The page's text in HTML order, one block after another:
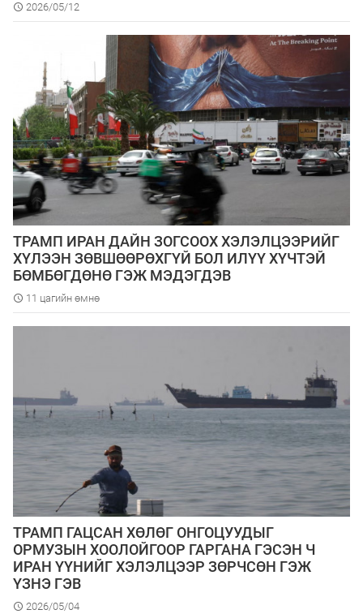
2026/05/12
ТРАМП ИРАН ДАЙН ЗОГСООХ ХЭЛЭЛЦЭЭРИЙГ
ХҮЛЭЭН ЗӨВШӨӨРӨХГҮЙ БОЛ ИЛҮҮ ХҮЧТЭЙ
БӨМБӨГДӨНӨ ГЭЖ МЭДЭГДЭВ
11 цагийн өмнө
ТРАМП ГАЦСАН ХӨЛӨГ ОНГОЦУУДЫГ
ОРМУЗЫН ХООЛОЙГООР ГАРГАНА ГЭСЭН Ч
ИРАН ҮҮНИЙГ ХЭЛЭЛЦЭЭР ЗӨРЧСӨН ГЭЖ
ҮЗНЭ ГЭВ
2026/05/04